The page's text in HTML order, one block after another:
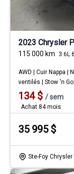
2023 Chrysler
115 000 km 3.6L
AWD | Cuir Nappa |
ventilés | Stow 'n Go
134$ /sem
Achat 84 mois
35 995$
Ste-Foy Chrysler